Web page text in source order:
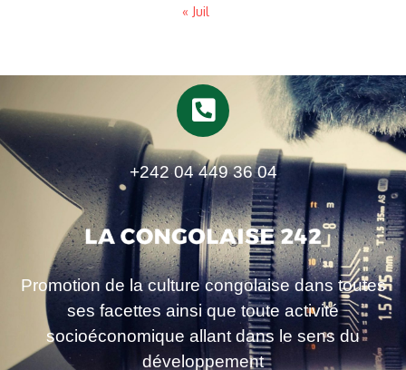
« Juil
+242 04 449 36 04
Promotion de la culture congolaise dans toutes
ses facettes ainsi que toute activité
socioéconomique allant dans le sens du
développement